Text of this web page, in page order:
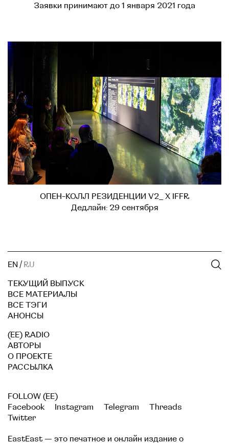
Заявки принимают до 1 января 2021 года
ОПЕН-КОЛЛ РЕЗИДЕНЦИИ V2_ X IFFR
Дедлайн: 29 сентября
EN / RU
ТЕКУЩИЙ ВЫПУСК
ВСЕ МАТЕРИАЛЫ
ВСЕ ТЭГИ
АНОНСЫ
(EE) RADIO
АВТОРЫ
О ПРОЕКТЕ
РАССЫЛКА
FOLLOW (EE)
Facebook
Instagram Telegram
Threads
Twitter
EastEast — это печатное и онлайн издание о